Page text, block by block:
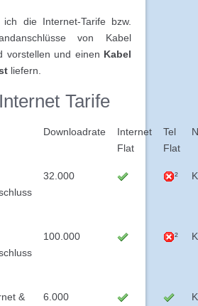
die Internet-Tarife bzw.
von Kabel
vorstellen und einen Kabel
liefern.
Tarife
Downloadrate
Internet
Flat
Tel
Flat
32.000 ²
100.000 ²
&
6.000